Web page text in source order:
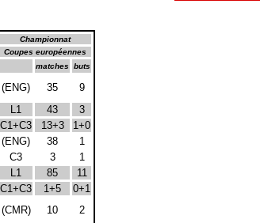
Championnat
Coupes européennes
matches
buts
(ENG) 35 9
L1 43
3
C1+C3
13+3
1+0
(ENG) 38
1
C3
3
1
L1 85
11
C1+C3
1+5
0+1
(CMR) 10 2